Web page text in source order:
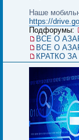
Наше
https://
Подфорумы:
ВСЕ О
ВСЕ О
КРАТКО